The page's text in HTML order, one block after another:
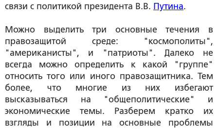
связи с политикой президента В.В. Путина.
Можно выделить три основные течения в
правозащитой среде: "космополиты",
"американисты", и "патриоты". Далеко не
всегда можно определить к какой "группе"
относить того или иного правозащитника. Тем
более, что многие из них избегают
высказываться на "общеполитические" и
экономические темы. Разберем кратко их
взгляды и позиции на основные проблемы